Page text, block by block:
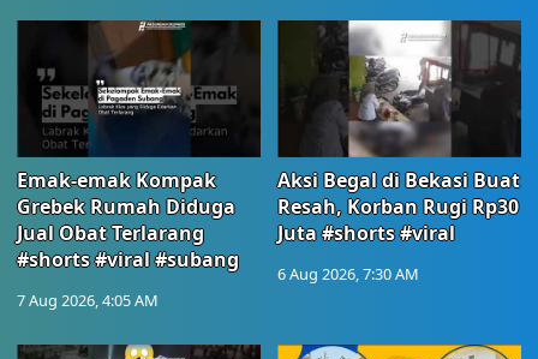
Emak-emak Kompak
Grebek Rumah Diduga
Jual Obat Terlarang
#shorts #viral #subang
7 Aug 2026, 4:05 AM
Aksi Begal di Bekasi Buat
Resah, Korban Rugi Rp30
Juta #shorts #viral
6 Aug 2026, 7:30 AM